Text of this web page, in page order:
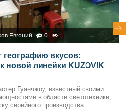
Евгений 0
географию вкусов:
новой линейки KUZOVIK
Гуанчжоу, известный своими
в области светотехники,
серийного производства..